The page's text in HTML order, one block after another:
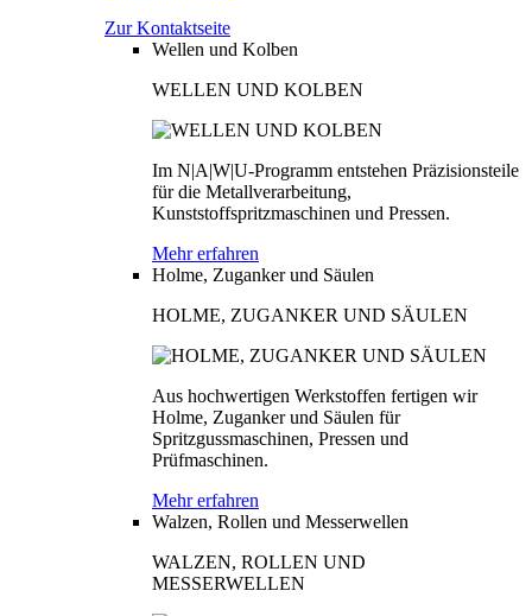
Zur Kontaktseite
Wellen und Kolben
WELLEN UND KOLBEN
Im N|A|W|U-Programm entstehen Präzisionsteile
für die Metallverarbeitung,
Kunststoffspritzmaschinen und Pressen.
Mehr erfahren
Holme, Zuganker und Säulen
HOLME, ZUGANKER UND SÄULEN
Aus hochwertigen Werkstoffen fertigen wir
Holme, Zuganker und Säulen für
Spritzgussmaschinen, Pressen und
Prüfmaschinen.
Mehr erfahren
Walzen, Rollen und Messerwellen
WALZEN, ROLLEN UND
MESSERWELLEN